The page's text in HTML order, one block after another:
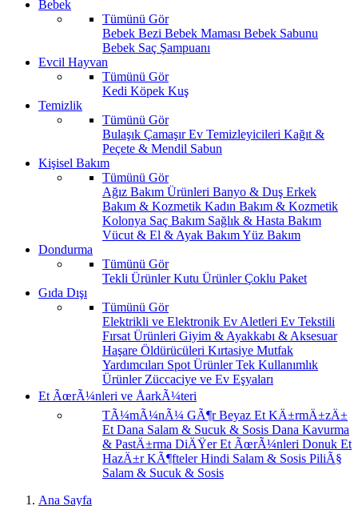
Bebek
Tümünü Gör
Bebek Bezi Bebek Maması Bebek Sabunu
Bebek Saç Şampuanı
Evcil Hayvan
Tümünü Gör
Kedi Köpek Kuş
Temizlik
Tümünü Gör
Bulaşık ÇamaşırEv Temizleyicileri Kağıt &
Peçete & Mendil Sabun
Kişisel Bakım
Tümünü Gör
Ağız Bakım Ürünleri Banyo & Duş Erkek
Bakım & Kozmetik Kadın Bakım & Kozmetik
Kolonya Saç Bakım Sağlık & Hasta Bakım
Vücut & El & Ayak BakımYüz Bakım
Dondurma
Tümünü Gör
Tekli ÜrünlerKutu ÜrünlerÇoklu Paket
Gıda Dışı
Tümünü Gör
Elektrikli ve Elektronik Ev Aletleri Ev Tekstili
Fırsat Ürünleri Giyim & Ayakkabı & Aksesuar
Haşare Öldürücüleri Kırtasiye Mutfak
Yardımcıları Spot ÜrünlerTek Kullanımlık
Ürünler Züccaciye ve Ev Eşyaları
Et ÃœrÃ¼nleri ve ÅarkÃ¼teri
TÃ¼mÃ¼nÃ¼ GÃ¶rBeyaz Et KÄ±rmÄ±zÄ±
Et Dana Salam & Sucuk & Sosis Dana Kavurma
& PastÄ±rma DiÄŸer Et ÃœrÃ¼nleri Donuk Et
HazÄ±r KÃ¶ftelerHindi Salam & Sosis PiliÃ§
Salam & Sucuk & Sosis
Ana Sayfa